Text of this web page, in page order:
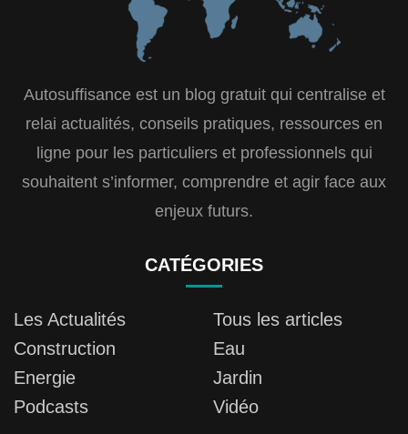
Autosuffisance est un blog gratuit qui centralise et
relai actualités, conseils pratiques, ressources en
ligne pour les particuliers et professionnels qui
souhaitent s’informer, comprendre et agir face aux
enjeux futurs.
CATÉGORIES
Les Actualités
Tous les articles
Construction
Eau
Energie
Jardin
Podcasts
Vidéo